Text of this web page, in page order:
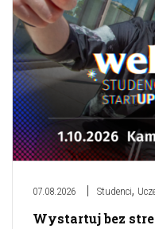
07.08.2026 Studenci,
Wystartuj bez